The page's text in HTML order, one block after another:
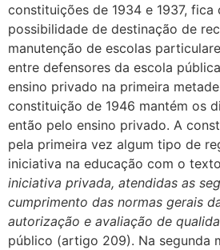
constituições de 1934 e 1937, fica
possibilidade de destinação de
manutenção de escolas
entre defensores da escola
ensino privado na primeira
constituição de 1946 mantém os
então pelo ensino privado. A
pela primeira vez algum tipo de
iniciativa na educação com o
iniciativa privada, atendidas as
cumprimento das normas gerais
autorização e avaliação de
público (artigo 209). Na segunda